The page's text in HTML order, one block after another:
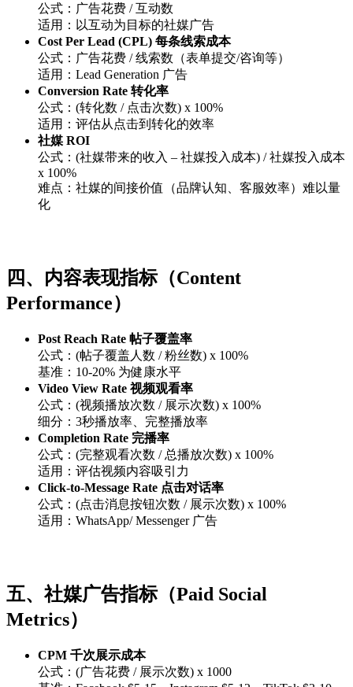
公式：广告花费 / 互动数
适用：以互动为目标的社媒广告
Cost Per Lead (CPL) 每条线索成本
公式：广告花费 / 线索数（表单提交/咨询等）
适用：Lead Generation 广告
Conversion Rate 转化率
公式：(转化数 / 点击次数) x 100%
适用：评估从点击到转化的效率
社媒 ROI
公式：(社媒带来的收入 – 社媒投入成本) / 社媒投入成本
x 100%
难点：社媒的间接价值（品牌认知、客服效率）难以量
化
四、内容表现指标（Content
Performance）
Post Reach Rate 帖子覆盖率
公式：(帖子覆盖人数 / 粉丝数) x 100%
基准：10-20% 为健康水平
Video View Rate 视频观看率
公式：(视频播放次数 / 展示次数) x 100%
细分：3秒播放率、完整播放率
Completion Rate 完播率
公式：(完整观看次数 / 总播放次数) x 100%
适用：评估视频内容吸引力
Click-to-Message Rate 点击对话率
公式：(点击消息按钮次数 / 展示次数) x 100%
适用：WhatsApp/ Messenger 广告
五、社媒广告指标（Paid Social
Metrics）
CPM 千次展示成本
公式：(广告花费 / 展示次数) x 1000